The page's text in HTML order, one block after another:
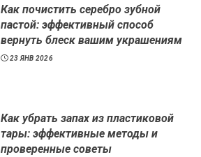
Как почистить серебро зубной
пастой: эффективный способ
вернуть блеск вашим украшениям
23 ЯНВ 2026
Как убрать запах из пластиковой
тары: эффективные методы и
проверенные советы